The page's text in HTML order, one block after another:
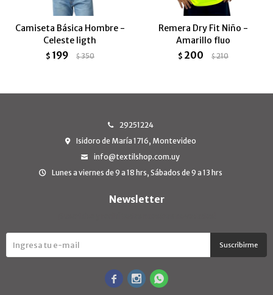
Camiseta Básica Hombre -
Celeste ligth
$ 199 $350
Remera Dry Fit Niño -
Amarillo fluo
$ 200 $210
29251224
Isidoro de María 1716, Montevideo
info@textilshop.com.uy
Lunes a viernes de 9 a 18 hrs, Sábados de 9 a 13 hrs
Newsletter
Suscribirme
  